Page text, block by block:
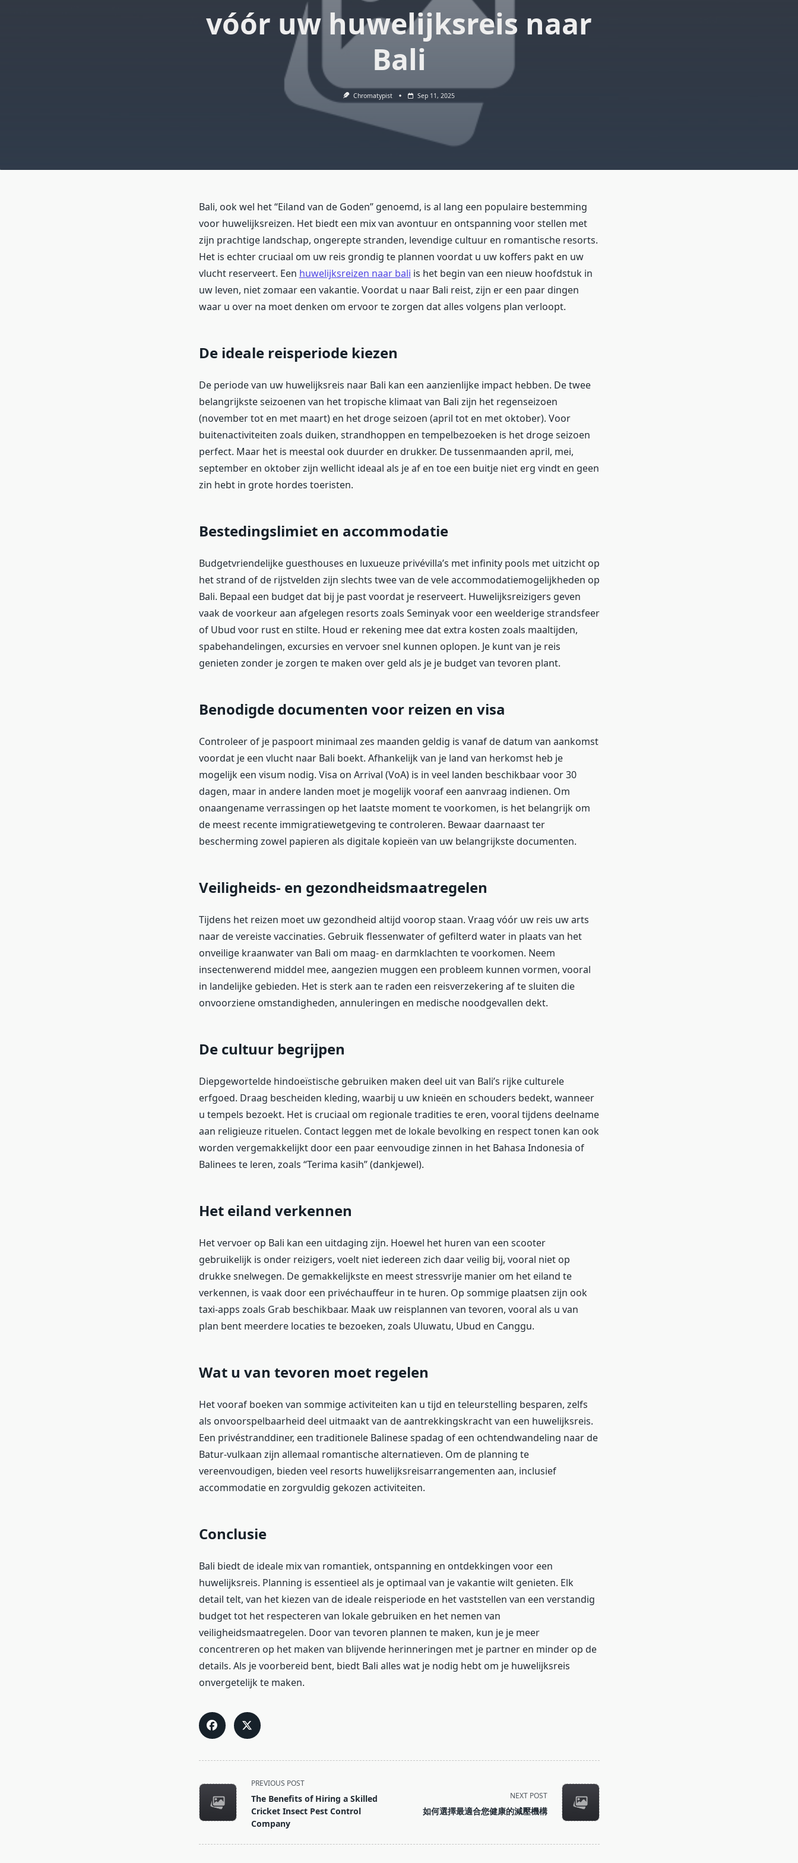
vóór uw huwelijksreis naar
Bali
Chromatypist Sep 11, 2025
Bali, ook wel het “Eiland van de Goden” genoemd, is al lang een populaire bestemming
voor huwelijksreizen. Het biedt een mix van avontuur en ontspanning voor stellen met
zijn prachtige landschap, ongerepte stranden, levendige cultuur en romantische resorts.
Het is echter cruciaal om uw reis grondig te plannen voordat u uw koffers pakt en uw
vlucht reserveert. Een huwelijksreizen naar bali is het begin van een nieuw hoofdstuk in
uw leven, niet zomaar een vakantie. Voordat u naar Bali reist, zijn er een paar dingen
waar u over na moet denken om ervoor te zorgen dat alles volgens plan verloopt.
De ideale reisperiode kiezen
De periode van uw huwelijksreis naar Bali kan een aanzienlijke impact hebben. De twee
belangrijkste seizoenen van het tropische klimaat van Bali zijn het regenseizoen
(november tot en met maart) en het droge seizoen (april tot en met oktober). Voor
buitenactiviteiten zoals duiken, strandhoppen en tempelbezoeken is het droge seizoen
perfect. Maar het is meestal ook duurder en drukker. De tussenmaanden april, mei,
september en oktober zijn wellicht ideaal als je af en toe een buitje niet erg vindt en geen
zin hebt in grote hordes toeristen.
Bestedingslimiet en accommodatie
Budgetvriendelijke guesthouses en luxueuze privévilla’s met infinity pools met uitzicht op
het strand of de rijstvelden zijn slechts twee van de vele accommodatiemogelijkheden op
Bali. Bepaal een budget dat bij je past voordat je reserveert. Huwelijksreizigers geven
vaak de voorkeur aan afgelegen resorts zoals Seminyak voor een weelderige strandsfeer
of Ubud voor rust en stilte. Houd er rekening mee dat extra kosten zoals maaltijden,
spabehandelingen, excursies en vervoer snel kunnen oplopen. Je kunt van je reis
genieten zonder je zorgen te maken over geld als je je budget van tevoren plant.
Benodigde documenten voor reizen en visa
Controleer of je paspoort minimaal zes maanden geldig is vanaf de datum van aankomst
voordat je een vlucht naar Bali boekt. Afhankelijk van je land van herkomst heb je
mogelijk een visum nodig. Visa on Arrival (VoA) is in veel landen beschikbaar voor 30
dagen, maar in andere landen moet je mogelijk vooraf een aanvraag indienen. Om
onaangename verrassingen op het laatste moment te voorkomen, is het belangrijk om
de meest recente immigratiewetgeving te controleren. Bewaar daarnaast ter
bescherming zowel papieren als digitale kopieën van uw belangrijkste documenten.
Veiligheids- en gezondheidsmaatregelen
Tijdens het reizen moet uw gezondheid altijd voorop staan. Vraag vóór uw reis uw arts
naar de vereiste vaccinaties. Gebruik flessenwater of gefilterd water in plaats van het
onveilige kraanwater van Bali om maag- en darmklachten te voorkomen. Neem
insectenwerend middel mee, aangezien muggen een probleem kunnen vormen, vooral
in landelijke gebieden. Het is sterk aan te raden een reisverzekering af te sluiten die
onvoorziene omstandigheden, annuleringen en medische noodgevallen dekt.
De cultuur begrijpen
Diepgewortelde hindoeïstische gebruiken maken deel uit van Bali’s rijke culturele
erfgoed. Draag bescheiden kleding, waarbij u uw knieën en schouders bedekt, wanneer
u tempels bezoekt. Het is cruciaal om regionale tradities te eren, vooral tijdens deelname
aan religieuze rituelen. Contact leggen met de lokale bevolking en respect tonen kan ook
worden vergemakkelijkt door een paar eenvoudige zinnen in het Bahasa Indonesia of
Balinees te leren, zoals “Terima kasih” (dankjewel).
Het eiland verkennen
Het vervoer op Bali kan een uitdaging zijn. Hoewel het huren van een scooter
gebruikelijk is onder reizigers, voelt niet iedereen zich daar veilig bij, vooral niet op
drukke snelwegen. De gemakkelijkste en meest stressvrije manier om het eiland te
verkennen, is vaak door een privéchauffeur in te huren. Op sommige plaatsen zijn ook
taxi-apps zoals Grab beschikbaar. Maak uw reisplannen van tevoren, vooral als u van
plan bent meerdere locaties te bezoeken, zoals Uluwatu, Ubud en Canggu.
Wat u van tevoren moet regelen
Het vooraf boeken van sommige activiteiten kan u tijd en teleurstelling besparen, zelfs
als onvoorspelbaarheid deel uitmaakt van de aantrekkingskracht van een huwelijksreis.
Een privéstranddiner, een traditionele Balinese spadag of een ochtendwandeling naar de
Batur-vulkaan zijn allemaal romantische alternatieven. Om de planning te
vereenvoudigen, bieden veel resorts huwelijksreisarrangementen aan, inclusief
accommodatie en zorgvuldig gekozen activiteiten.
Conclusie
Bali biedt de ideale mix van romantiek, ontspanning en ontdekkingen voor een
huwelijksreis. Planning is essentieel als je optimaal van je vakantie wilt genieten. Elk
detail telt, van het kiezen van de ideale reisperiode en het vaststellen van een verstandig
budget tot het respecteren van lokale gebruiken en het nemen van
veiligheidsmaatregelen. Door van tevoren plannen te maken, kun je je meer
concentreren op het maken van blijvende herinneringen met je partner en minder op de
details. Als je voorbereid bent, biedt Bali alles wat je nodig hebt om je huwelijksreis
onvergetelijk te maken.
<span
class="nav-
subtitle
screen-
PREVIOUS POST
The Benefits of Hiring a Skilled
Cricket Insect Pest Control
Company
NEXT POST
如何選擇最適合您健康的減壓機構